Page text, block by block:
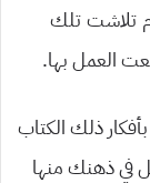
تلاشت تلك
العمل بها.
ذلك الكتاب
في ذهنك منها